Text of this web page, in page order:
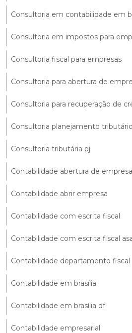
Consultoria em contabilidade em
Consultoria em impostos para
Consultoria fiscal para empresas
Consultoria para abertura de
Consultoria para recuperação de
Consultoria planejamento tributário
Consultoria tributária pj
Contabilidade abertura de empresa
Contabilidade abrir empresa
Contabilidade com escrita fiscal
Contabilidade com escrita fiscal
Contabilidade departamento fiscal
Contabilidade em brasília
Contabilidade em brasília df
Contabilidade empresarial